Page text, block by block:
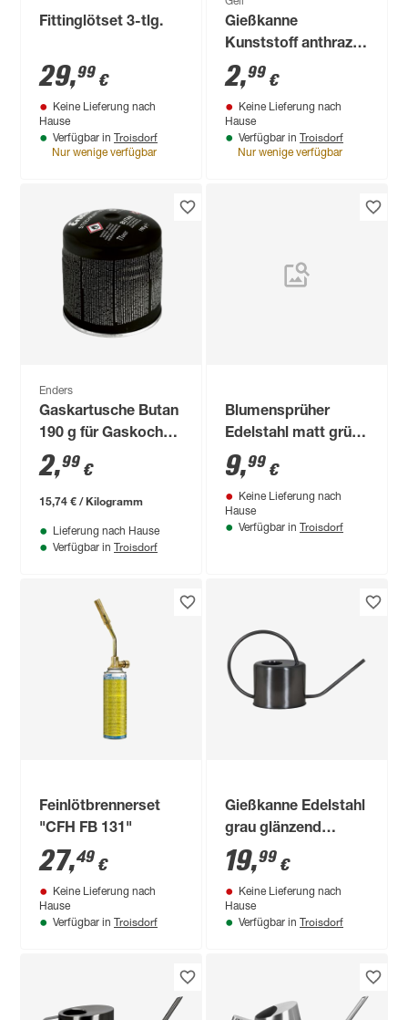
Fittinglötset 3-tlg.
29,99 €
Keine Lieferung nach
Hause
Verfügbar in Troisdorf
Nur wenige verfügbar
Gießkanne
Kunststoff anthrazit
1 l
2,99 €
Keine Lieferung nach
Hause
Verfügbar in Troisdorf
Nur wenige verfügbar
Enders
Gaskartusche Butan
190 g für Gaskocher
Olymp
2,99 €
15,74 € / Kilogramm
Lieferung nach Hause
Verfügbar in Troisdorf
Blumensprüher
Edelstahl matt grün
RAL 6011 matt
lackiert 0,5 l
9,99 €
Keine Lieferung nach
Hause
Verfügbar in Troisdorf
Feinlötbrennerset
"CFH FB 131"
27,49 €
Keine Lieferung nach
Hause
Verfügbar in Troisdorf
Gießkanne Edelstahl
grau glänzend
lackiert 1 l
19,99 €
Keine Lieferung nach
Hause
Verfügbar in Troisdorf